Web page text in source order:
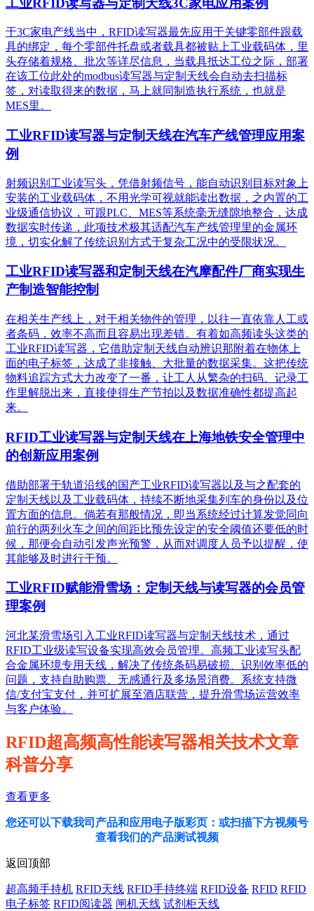
于3C家电产线当中，RFID读写器最先应用于关键零部件跟载
具的绑定，每个零部件托盘或者载具都被贴上工业载码体，里
头存储着规格、批次等详尽信息，当载具抵达工位之际，部署
在该工位此处的modbus读写器与定制天线会自动去扫描标
签，对读取得来的数据，马上就同制造执行系统，也就是
MES里。
工业RFID读写器与定制天线在汽车产线管理应用案
例
射频识别工业读写头，凭借射频信号，能自动识别目标对象上
安装的工业载码体，不用光学可视就能读出数据，之内置的工
业级通信协议，可跟PLC、MES等系统毫无缝隙地整合，达成
数据实时传递，此项技术极其适配汽车产线管理里的金属环
境，切实化解了传统识别方式于复杂工况中的受限状况。
工业RFID读写器和定制天线在汽摩配件厂商实现生
产制造智能控制
在相关生产线上，对于相关物件的管理，以往一直依靠人工或
者条码，效率不高而且容易出现差错。有着如高频读头这类的
工业RFID读写器，它借助定制天线自动辨识那附着在物体上
面的电子标签，达成了非接触、大批量的数据采集。这把传统
物料追踪方式大力改变了一番，让工人从繁杂的扫码、记录工
作里解脱出来，直接使得生产节拍以及数据准确性都提高起
来。
RFID工业读写器与定制天线在上海地铁安全管理中
的创新应用案例
借助部署于轨道沿线的国产工业RFID读写器以及与之配套的
定制天线以及工业载码体，持续不断地采集列车的身份以及位
置方面的信息。倘若有那般情况，即当系统经过计算发觉同向
前行的两列火车之间的间距比预先设定的安全阈值还要低的时
候，那便会自动引发声光预警，从而对调度人员予以提醒，使
其能够及时进行干预。
工业RFID赋能滑雪场：定制天线与读写器的会员管
理案例
河北某滑雪场引入工业RFID读写器与定制天线技术，通过
RFID工业级读写设备实现高效会员管理。高频工业读写头配
合金属环境专用天线，解决了传统条码易破损、识别效率低的
问题，支持自助购票、无感通行及多场景消费。系统支持微
信/支付宝支付，并可扩展至酒店联营，提升滑雪场运营效率
与客户体验。
RFID超高频高性能读写器相关技术文章
科普分享
查看更多
您还可以下载我司产品和应用电子版彩页： 或扫描下方视频号
查看我们的产品测试视频
返回顶部
超高频手持机 RFID天线 RFID手持终端 RFID设备 RFID RFID
电子标签 RFID阅读器 闸机天线 试剂柜天线